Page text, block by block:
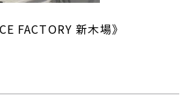
FACTORY 新木場》